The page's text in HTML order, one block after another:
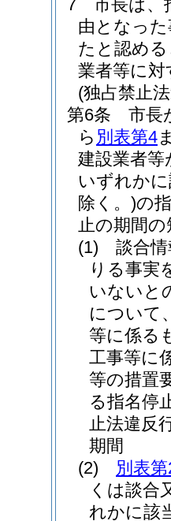
7
市長は、
由となっ
たと認め
業者等に
(独占禁止
第6条
市長
ら 別表第4
建設業者等
いずれか
除く。)の
止の期間
(1)
談合
りる事実
いないと
について
等に係る
工事等に
等の措置
る指名停
止法違反
期間
(2)
別表
くは談合
れかに該